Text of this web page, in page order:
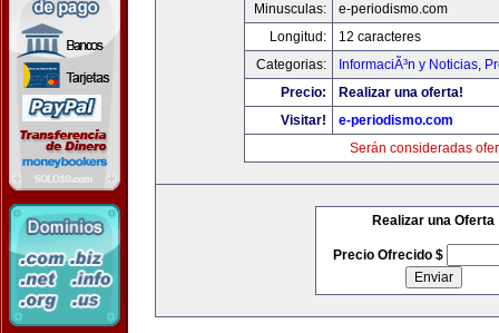
Minusculas:
e-periodismo.com
Longitud:
12 caracteres
Categorias:
InformaciÃ³n y Noticias,
Precio:
Realizar una oferta!
Visitar!
e-periodismo.com
Serán consideradas
Realizar una Oferta
Precio Ofrecido $